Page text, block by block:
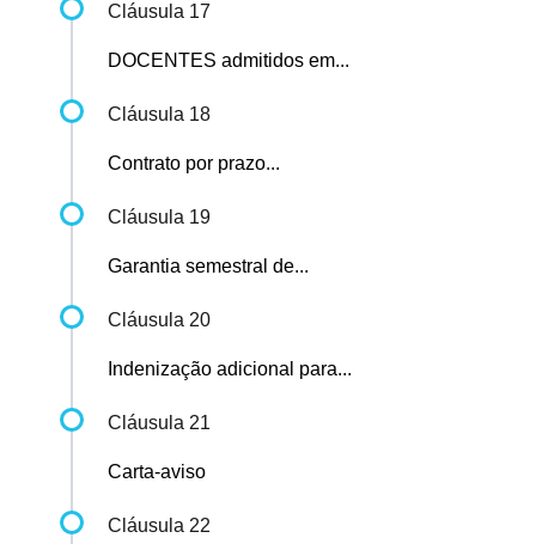
Cláusula 17
DOCENTES admitidos em...
Cláusula 18
Contrato por prazo...
Cláusula 19
Garantia semestral de...
Cláusula 20
Indenização adicional para...
Cláusula 21
Carta-aviso
Cláusula 22